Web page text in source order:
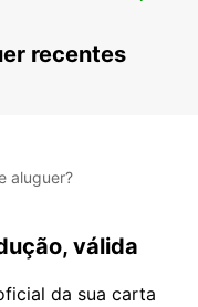
recentes
aluguer?
válida
da sua carta